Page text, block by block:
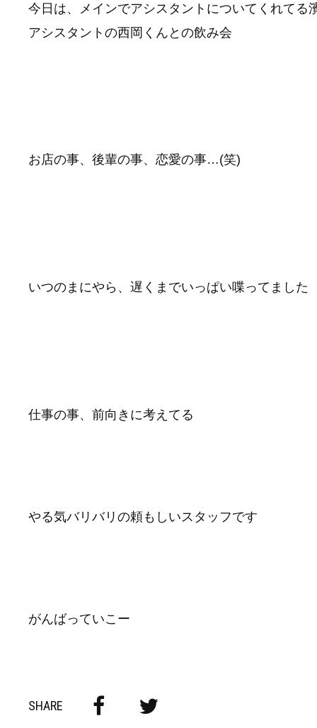
今日は、メインでアシスタントについてくれてる
アシスタントの西岡くんとの飲み会
お店の事、後輩の事、恋愛の事…(笑)
いつのまにやら、遅くまでいっぱい喋ってました
仕事の事、前向きに考えてる
やる気バリバリの頼もしいスタッフです
がんばっていこー
SHARE